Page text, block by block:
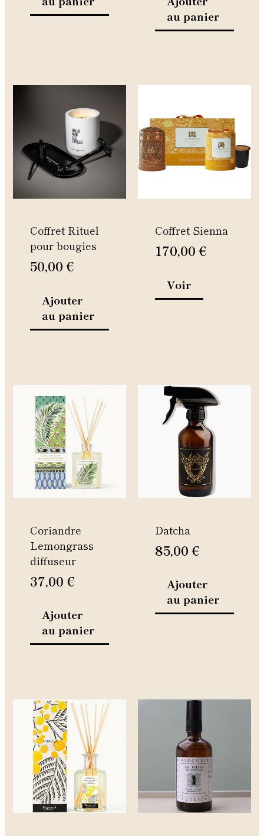
au panier
Coffret Rituel
pour bougies
50,00€
Ajouter
au panier
Coffret Sienna
170,00 €
Voir
a
plusieurs
variations.
Les
peuvent
choisies
sur
Coriandre
Lemongrass
diffuseur
37,00€
Ajouter
au panier
Datcha
85,00 €
Ajouter
au panier
Ce
produit
a
plusieurs
variations.
Les
options
peuvent
a
plusieurs
variations.
Les
options
peuvent